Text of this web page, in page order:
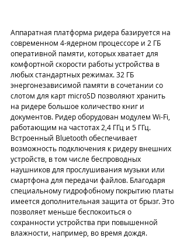
Аппаратная платформа ридера базируется на
современном 4-ядерном процессоре и 2 ГБ
оперативной памяти, которых хватает для
комфортной скорости работы устройства в
любых стандартных режимах. 32 ГБ
энергонезависимой памяти в сочетании со
слотом для карт microSD позволяют хранить
на ридере большое количество книг и
документов. Ридер оборудован модулем Wi-Fi,
работающим на частотах 2,4 ГГц и 5 ГГц.
Встроенный Bluetooth обеспечивает
возможность подключения к ридеру внешних
устройств, в том числе беспроводных
наушников для прослушивания музыки или
смартфона для передачи файлов. Благодаря
специальному гидрофобному покрытию платы
имеется дополнительная защита от брызг. Это
позволяет меньше беспокоиться о
сохранности устройства при повышенной
влажности, например, во время дождя.